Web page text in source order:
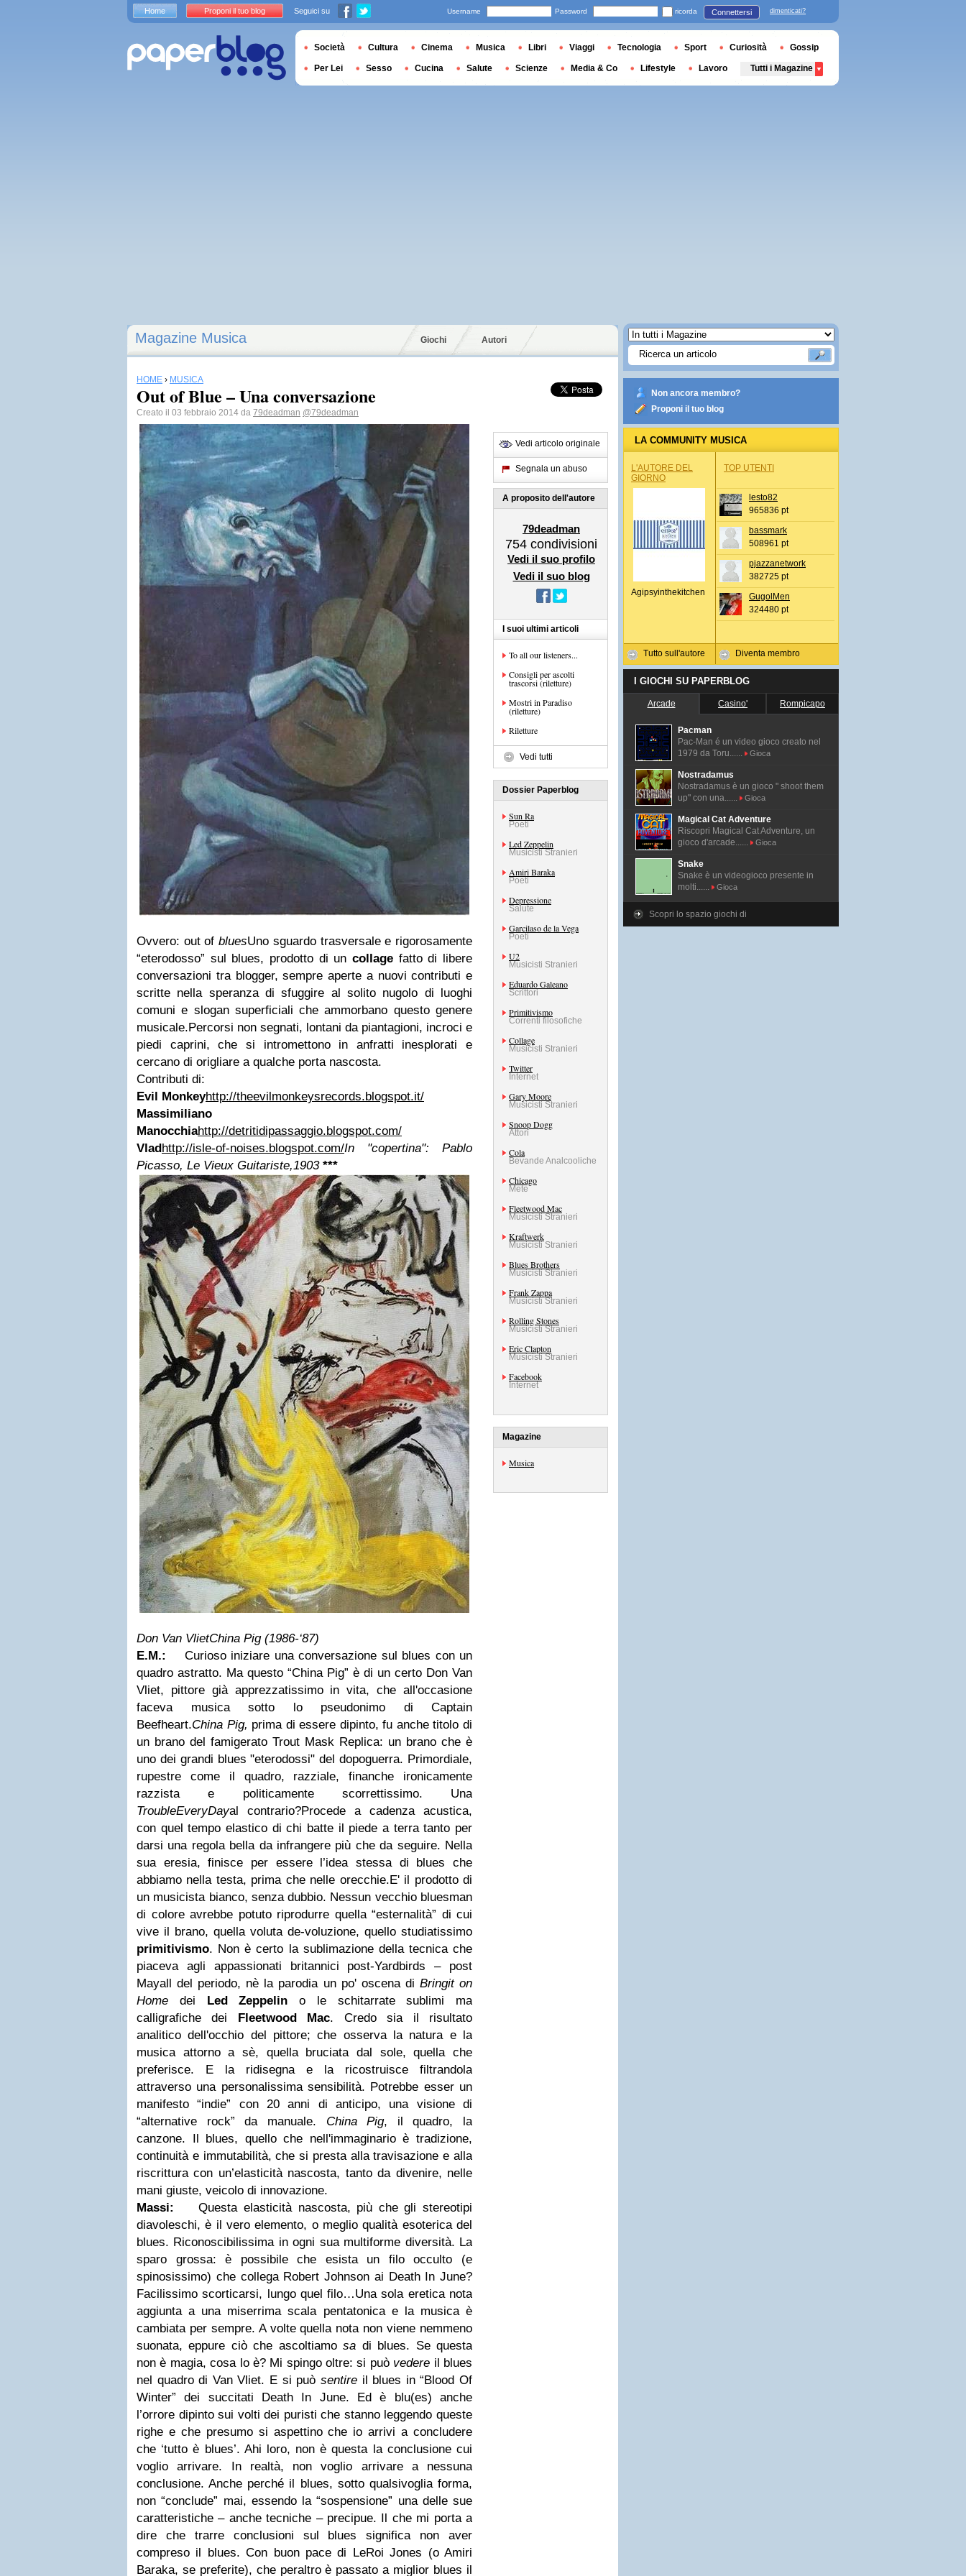
Magazine Musica Giochi Autori
HOME › MUSICA
Out of Blue – Una conversazione
Creato il 03 febbraio 2014 da 79deadman @79deadman
Ovvero: out ofbluesUno sguardo trasversale e rigorosamente
“eterodosso” sul blues, prodotto di un collage fatto di libere
conversazioni tra blogger, sempre aperte a nuovi contributi e
scritte nella speranza di sfuggire al solito nugolo di luoghi
comuni e slogan superficiali che ammorbano questo genere
musicale.Percorsi non segnati, lontani da piantagioni, incroci e
piedi caprini, che si intromettono in anfratti inesplorati e
cercano di origliare a qualche porta nascosta.
Contributi di:
Evil Monkeyhttp://theevilmonkeysrecords.blogspot.it/
Massimiliano
Manocchiahttp://detritidipassaggio.blogspot.com/
Vladhttp://isle-of-noises.blogspot.com/In "copertina": Pablo
Picasso, Le Vieux Guitariste,1903***
Don Van VlietChina Pig (1986-‘87)
E.M.:
Curioso iniziare una conversazione sul blues con un
quadro astratto. Ma questo “China Pig” è di un certo Don Van
Vliet, pittore già apprezzatissimo in vita, che all'occasione
faceva musica sotto lo pseudonimo di Captain
Beefheart.China Pig, prima di essere dipinto, fu anche titolo di
un brano del famigerato Trout Mask Replica: un brano che è
uno dei grandi blues "eterodossi" del dopoguerra. Primordiale,
rupestre come il quadro, razziale, finanche ironicamente
razzista e politicamente scorrettissimo. Una
TroubleEveryDayal contrario?Procede a cadenza acustica,
con quel tempo elastico di chi batte il piede a terra tanto per
darsi una regola bella da infrangere più che da seguire. Nella
sua eresia, finisce per essere l’idea stessa di blues che
abbiamo nella testa, prima che nelle orecchie.E' il prodotto di
un musicista bianco, senza dubbio. Nessun vecchio bluesman
di colore avrebbe potuto riprodurre quella “esternalità” di cui
vive il brano, quella voluta de-voluzione, quello studiatissimo
primitivismo. Non è certo la sublimazione della tecnica che
piaceva agli appassionati britannici post-Yardbirds – post
Mayall del periodo, nè la parodia un po' oscena di Bringit on
Home dei Led Zeppelin o le schitarrate sublimi ma
calligrafiche dei Fleetwood Mac. Credo sia il risultato
analitico dell'occhio del pittore; che osserva la natura e la
musica attorno a sè, quella bruciata dal sole, quella che
preferisce. E la ridisegna e la ricostruisce filtrandola
attraverso una personalissima sensibilità. Potrebbe esser un
manifesto “indie” con 20 anni di anticipo, una visione di
“alternative rock” da manuale. China Pig, il quadro, la
canzone. Il blues, quello che nell'immaginario è tradizione,
continuità e immutabilità, che si presta alla travisazione e alla
riscrittura con un’elasticità nascosta, tanto da divenire, nelle
mani giuste, veicolo di innovazione.
Massi:
Questa elasticità nascosta, più che gli stereotipi
diavoleschi, è il vero elemento, o meglio qualità esoterica del
blues. Riconoscibilissima in ogni sua multiforme diversità. La
sparo grossa: è possibile che esista un filo occulto (e
spinosissimo) che collega Robert Johnson ai Death In June?
Facilissimo scorticarsi, lungo quel filo…Una sola eretica nota
aggiunta a una miserrima scala pentatonica e la musica è
cambiata per sempre. A volte quella nota non viene nemmeno
suonata, eppure ciò che ascoltiamosa di blues. Se questa
non è magia, cosa lo è? Mi spingo oltre: si può vedere il blues
nel quadro di Van Vliet. E si può sentireil blues in “Blood Of
Winter” dei succitati Death In June. Ed è blu(es) anche
l’orrore dipinto sui volti dei puristi che stanno leggendo queste
righe e che presumo si aspettino che io arrivi a concludere
che ‘tutto è blues’. Ahi loro, non è questa la conclusione cui
voglio arrivare. In realtà, non voglio arrivare a nessuna
conclusione. Anche perché il blues, sotto qualsivoglia forma,
non “conclude” mai, essendo la “sospensione” una delle sue
caratteristiche – anche tecniche – precipue. Il che mi porta a
dire che trarre conclusioni sul blues significa non aver
compreso il blues. Con buon pace di LeRoi Jones (o Amiri
Baraka, se preferite), che peraltro è passato a miglior blues il
Vedi articolo originale
Segnala un abuso
A proposito dell'autore
79deadman
754 condivisioni
Vedi il suo profilo
Vedi il suo blog
I suoi ultimi articoli
To all our listeners...
Consigli per ascolti
trascorsi (riletture)
Mostri in Paradiso
(riletture)
Riletture
Vedi tutti
Dossier Paperblog
Sun Ra
Poeti
Led Zeppelin
Musicisti Stranieri
Amiri Baraka
Poeti
Depressione
Salute
Garcilaso de la Vega
Poeti
U2
Musicisti Stranieri
Eduardo Galeano
Scrittori
Primitivismo
Correnti filosofiche
Collage
Musicisti Stranieri
Twitter
Internet
Gary Moore
Musicisti Stranieri
Snoop Dogg
Attori
Cola
Bevande Analcooliche
Chicago
Mete
Fleetwood Mac
Musicisti Stranieri
Kraftwerk
Musicisti Stranieri
Blues Brothers
Musicisti Stranieri
Frank Zappa
Musicisti Stranieri
Rolling Stones
Musicisti Stranieri
Eric Clapton
Musicisti Stranieri
Facebook
Internet
Magazine
Musica
Non ancora membro?
Proponi il tuo blog
LA COMMUNITY MUSICA
L'AUTORE DEL
GIORNO
Agipsyinthekitchen
Tutto sull'autore
TOP UTENTI
lesto82
965836 pt
bassmark
508961 pt
pjazzanetwork
382725 pt
GugolMen
324480 pt
Diventa membro
I GIOCHI SU PAPERBLOG
Arcade Casino' Rompicapo
Pacman
Pac-Man é un video gioco creato nel
1979 da Toru......
Gioca
Nostradamus
Nostradamus è un gioco " shoot them
up" con una......
Gioca
Magical Cat Adventure
Riscopri Magical Cat Adventure, un
gioco d'arcade......
Gioca
Snake
Snake è un videogioco presente in
molti......
Gioca
Scopri lo spazio giochi di
Home Proponi il tuo blog Seguici su Username Password ricorda Connettersi dimenticati?
Società Cultura Cinema Musica Libri Viaggi Tecnologia Sport Curiosità Gossip
Per Lei Sesso Cucina Salute Scienze Media & Co Lifestyle Lavoro Tutti i Magazine